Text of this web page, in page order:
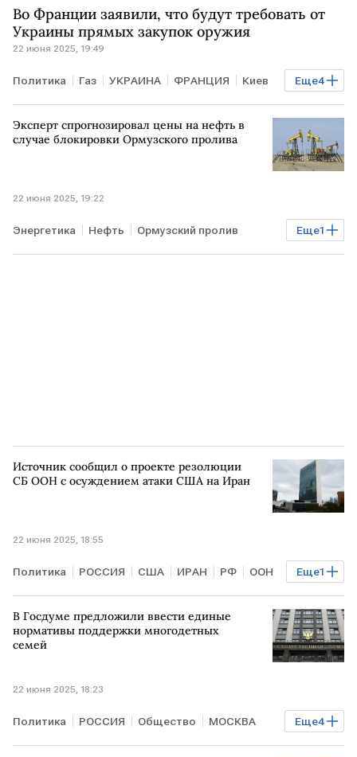
Дональд Трамп Джей Ди Вэнс ООН
МАГАТЭ Совбез
Во Франции заявили, что будут требовать от
Украины прямых закупок оружия
22 июня 2025, 19:49
Еще4
Политика Газ УКРАИНА ФРАНЦИЯ Киев
Сергей Лавров Renault НАТО МИД РФ
Эксперт спрогнозировал цены на нефть в
случае блокировки Ормузского пролива
22 июня 2025, 19:22
Еще1
Энергетика Нефть Ормузский пролив
ИРАН КИТАЙ
Источник сообщил о проекте резолюции
СБ ООН с осуждением атаки США на Иран
22 июня 2025, 18:55
Еще1
Политика РОССИЯ США ИРАН РФ ООН
МАГАТЭ
В Госдуме предложили ввести единые
нормативы поддержки многодетных
семей
22 июня 2025, 18:23
Еще4
Политика РОССИЯ Общество МОСКВА
Сергей Миронов Владимир Путин Госдума